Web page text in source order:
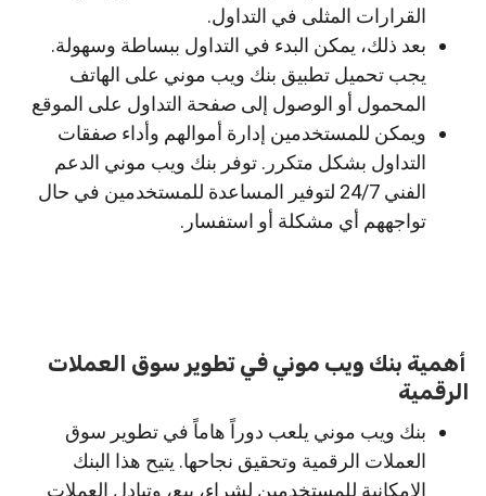
القرارات المثلى في التداول.
بعد ذلك، يمكن البدء في التداول ببساطة وسهولة.
يجب تحميل تطبيق بنك ويب موني على الهاتف
المحمول أو الوصول إلى صفحة التداول على الموقع
ويمكن للمستخدمين إدارة أموالهم وأداء صفقات
التداول بشكل متكرر. توفر بنك ويب موني الدعم
الفني 24/7 لتوفير المساعدة للمستخدمين في حال
تواجههم أي مشكلة أو استفسار.
أهمية بنك ويب موني في تطوير سوق العملات
الرقمية
بنك ويب موني يلعب دوراً هاماً في تطوير سوق
العملات الرقمية وتحقيق نجاحها. يتيح هذا البنك
الإمكانية للمستخدمين لشراء، بيع، وتبادل العملات